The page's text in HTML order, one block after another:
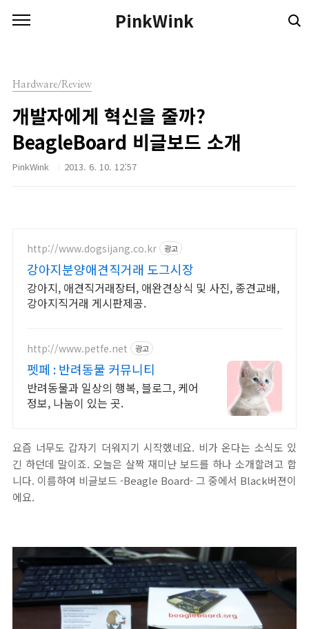
PinkWink
Hardware/Review
개발자에게 혁신을 줄까?
BeagleBoard 비글보드 소개
PinkWink 2013. 6. 10. 12:57
http://www.dogsijang.co.kr 광고
강아지분양애견직거래 도그시장
강아지, 애견직거래장터, 애완견상식 및 사진, 종견교배,
강아지직거래 게시판제공.
http://www.petfe.net 광고
펫페 : 반려동물 커뮤니티
반려동물과 일상의 행복, 블로그, 케어
정보, 나눔이 있는 곳.
요즘 너무도 갑자기 더워지기 시작했네요. 비가 온다는 소식도 있
긴 하던데 말이죠. 오늘은 살짝 재미난 보드를 하나 소개할려고 합
니다. 이름하여 비글보드 -Beagle Board- 그 중에서 Black버젼이
에요.